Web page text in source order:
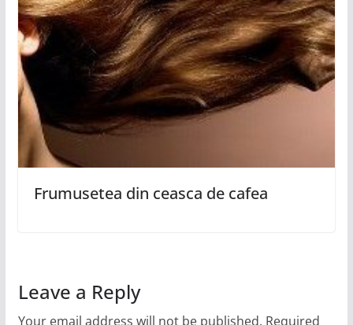
Frumusetea din ceasca de cafea
Leave a Reply
Your email address will not be published. Required